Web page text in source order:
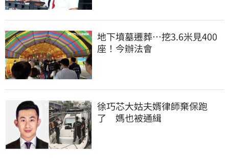
地下墳墓遷葬…挖3.6米見400
座！今辦法會
徐巧芯大姑夫婿律師棄保跑
了　媽也被通緝